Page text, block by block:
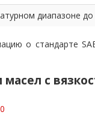
диапазоне до
о стандарте
с